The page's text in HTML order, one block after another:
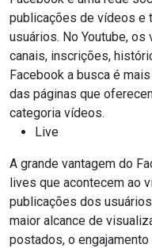
publicações de vídeos e
usuários. No Youtube,
canais, inscrições,
Facebook a busca é
das páginas que
categoria vídeos.
Live
A grande vantagem do
lives que acontecem ao
publicações dos
maior alcance de
postados, o